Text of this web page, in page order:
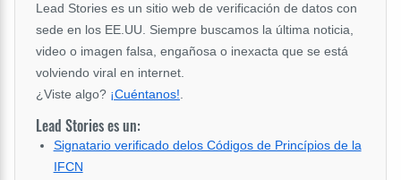
Lead Stories es un sitio web de verificación de datos con
sede en los EE.UU. Siempre buscamos la última noticia,
video o imagen falsa, engañosa o inexacta que se está
volviendo viral en internet.
¿Viste algo? ¡Cuéntanos!.
Lead Stories es un:
Signatario verificado delos Códigos de Princípios de la
IFCN